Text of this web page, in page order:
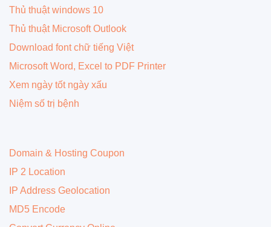
Thủ thuật windows 10
Thủ thuật Microsoft Outlook
Download font chữ tiếng Việt
Microsoft Word, Excel to PDF Printer
Xem ngày tốt ngày xấu
Niệm số trị bệnh
Domain & Hosting Coupon
IP 2 Location
IP Address Geolocation
MD5 Encode